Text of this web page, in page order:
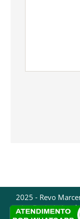
2025 - Revo
Av. Dr. Luís